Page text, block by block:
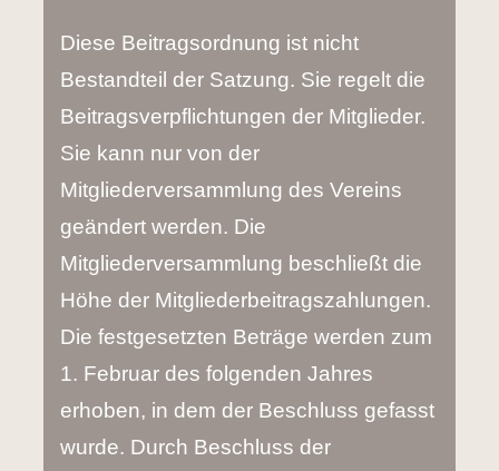
Diese Beitragsordnung ist nicht
Bestandteil der Satzung. Sie regelt die
Beitragsverpflichtungen der Mitglieder.
Sie kann nur von der
Mitgliederversammlung des Vereins
geändert werden. Die
Mitgliederversammlung beschließt die
Höhe der Mitgliederbeitragszahlungen.
Die festgesetzten Beträge werden zum
1. Februar des folgenden Jahres
erhoben, in dem der Beschluss gefasst
wurde. Durch Beschluss der